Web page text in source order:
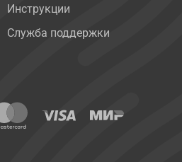
Инструкции
Служба поддержки